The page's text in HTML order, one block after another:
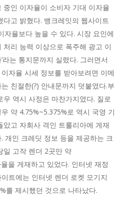
중인 이자율이 소비자 기대 이자율
고 밝혔다. 뱅크레잇의 웹사이트
자율보다 높을 수 있다. 시장 요인에
리 능력 이상으로 폭주해 광고 이
라는 통지문까지 실렸다. 그러면서
자율 시세 정보를 받아보려면 이메
친절한(?) 안내문까지 덧붙였다.부
역시 사정은 마찬가지였다. 질로
약 4.75%~5.375%로 역시 국영 기
고 자회사 격인 트룰리아에 게재
개인 크레딧 정보 등을 제공하는 크
일 고작 렌더 2곳만 약
을 게재하고 있었다. 인터넷 재정
트에는 인터넷 렌더 로켓 모기지
를 제시했던 것으로 나타났다.